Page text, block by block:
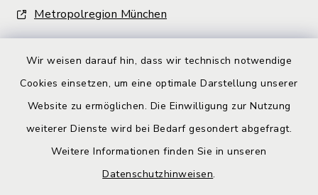
Wir weisen darauf hin, dass wir technisch notwendige
Cookies einsetzen, um eine optimale Darstellung unserer
Website zu ermöglichen. Die Einwilligung zur Nutzung
weiterer Dienste wird bei Bedarf gesondert abgefragt.
Weitere Informationen finden Sie in unseren
Datenschutzhinweisen.
Metropolregion München
Barrierefreiheit